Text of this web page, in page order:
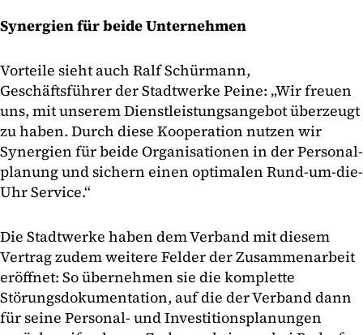
Synergien für beide Unternehmen
Vorteile sieht auch Ralf Schürmann,
Geschäftsführer der Stadtwerke Peine: „Wir freuen
uns, mit unserem Dienstleistungsangebot überzeugt
zu haben. Durch diese Kooperation nutzen wir
Synergien für beide Organisationen in der Personal­
planung und sichern einen optimalen Rund-um-die-
Uhr Service.“
Die Stadtwerke haben dem Verband mit diesem
Vertrag zudem weitere Felder der Zusammenarbeit
eröffnet: So über­nehmen sie die komplette
Störungsdokumentation, auf die der Verband dann
für seine Personal- und Investitionsplanungen